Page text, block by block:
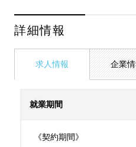
詳細情報
求人情報 企業
就業期間
《契約期間》